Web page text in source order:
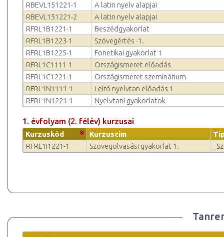
RBEVL151221-1
A latin nyelv alapjai
RBEVL151221-2
A latin nyelv alapjai
RFRL1B1221-1
Beszédgyakorlat
RFRL1B1223-1
Szövegértés -1.
RFRL1B1225-1
Fonetikai gyakorlat 1
RFRL1C1111-1
Országismeret előadás
RFRL1C1221-1
Országismeret szeminárium
RFRL1N1111-1
Leíró nyelvtan előadás 1
RFRL1N1221-1
Nyelvtani gyakorlatok
1. évfolyam (2. félév) kurzusai
Kurzuskód Kurzuscím
RFRL1I1221-1
Szövegolvasási gyakorlat 1.